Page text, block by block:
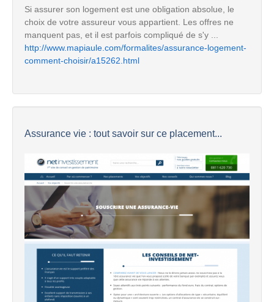
Si assurer son logement est une obligation absolue, le
choix de votre assureur vous appartient. Les offres ne
manquent pas, et il est parfois compliqué de s'y ...
http://www.mapiaule.com/formalites/assurance-logement-
comment-choisir/a15262.html
Assurance vie : tout savoir sur ce placement...